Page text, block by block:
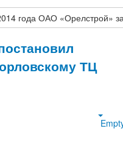
года ОАО «Орелстрой»
ТЦ